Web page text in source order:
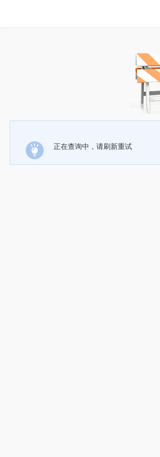
正在查询中，请刷新重试